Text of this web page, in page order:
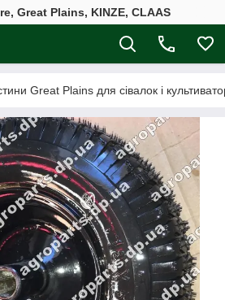
Great Plains, KINZE, CLAAS
Great Plains для сівалок і